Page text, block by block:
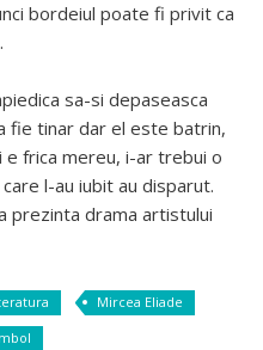
bordeiul poate fi privit ca
sa-si depaseasca
fie tinar dar el este batrin,
frica mereu, i-ar trebui o
l-au iubit au disparut.
prezinta drama artistului
Mircea Eliade